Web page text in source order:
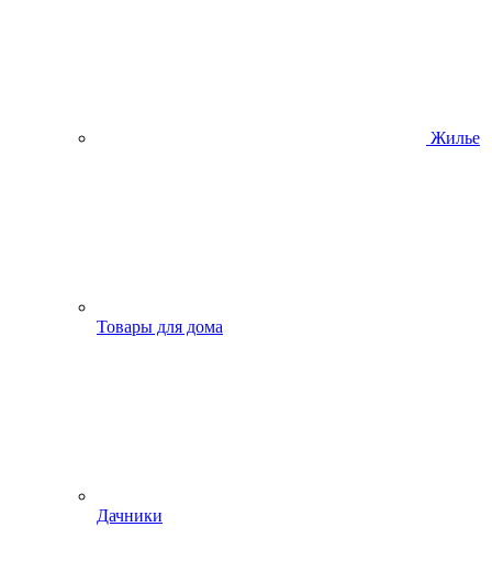
Жилье
Товары для дома
Дачники